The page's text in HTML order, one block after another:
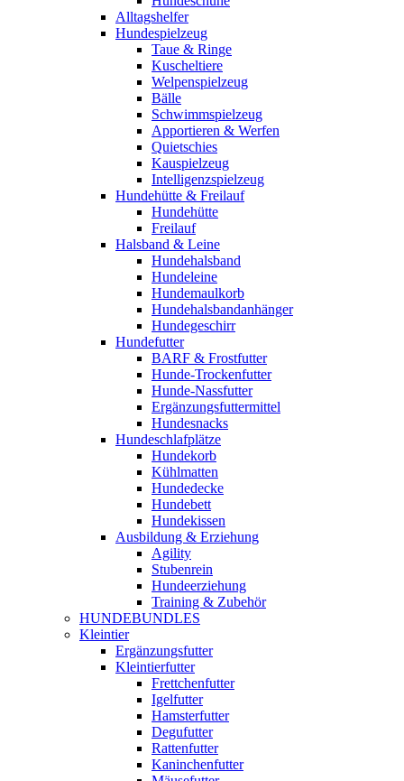
Alltagshelfer
Hundespielzeug
Taue & Ringe
Kuscheltiere
Welpenspielzeug
Bälle
Schwimmspielzeug
Apportieren & Werfen
Quietschies
Kauspielzeug
Intelligenzspielzeug
Hundehütte & Freilauf
Hundehütte
Freilauf
Halsband & Leine
Hundehalsband
Hundeleine
Hundemaulkorb
Hundehalsbandanhänger
Hundegeschirr
Hundefutter
BARF & Frostfutter
Hunde-Trockenfutter
Hunde-Nassfutter
Ergänzungsfuttermittel
Hundesnacks
Hundeschlafplätze
Hundekorb
Kühlmatten
Hundedecke
Hundebett
Hundekissen
Ausbildung & Erziehung
Agility
Stubenrein
Hundeerziehung
Training & Zubehör
HUNDEBUNDLES
Kleintier
Ergänzungsfutter
Kleintierfutter
Frettchenfutter
Igelfutter
Hamsterfutter
Degufutter
Rattenfutter
Kaninchenfutter